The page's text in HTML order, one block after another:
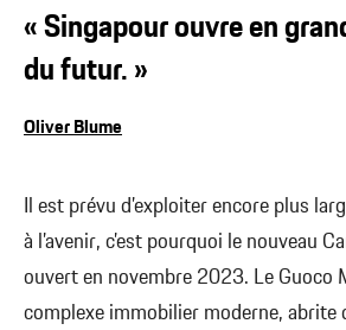
« Singapour ouvre en
du futur. »
Oliver Blume
Il est prévu d’exploiter encore plus
à l’avenir, c’est pourquoi le nouveau
ouvert en novembre 2023. Le Guoco
complexe immobilier moderne, abrite